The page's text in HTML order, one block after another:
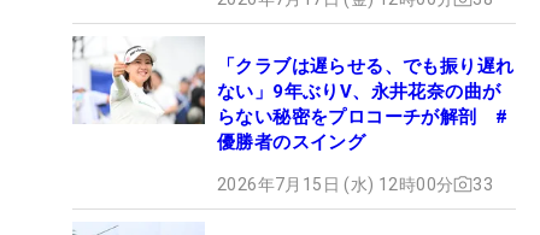
「クラブは遅らせる、でも振り遅れ
ない」9年ぶりV、永井花奈の曲が
らない秘密をプロコーチが解剖 #
優勝者のスイング
2026年7月15日 (水) 12時00分 33